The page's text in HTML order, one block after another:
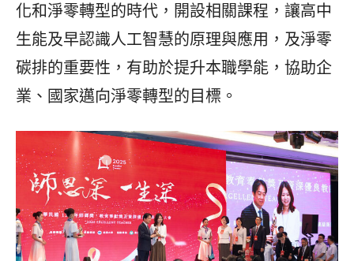
化和淨零轉型的時代，開設相關課程，讓高中
生能及早認識人工智慧的原理與應用，及淨零
碳排的重要性，有助於提升本職學能，協助企
業、國家邁向淨零轉型的目標。